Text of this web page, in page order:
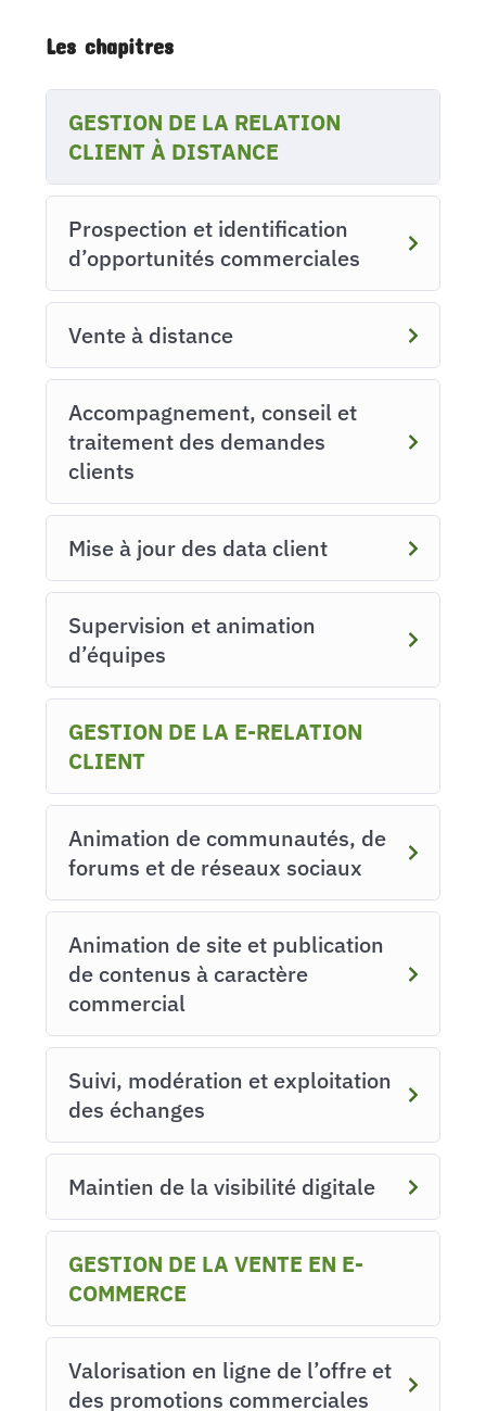
Les chapitres
GESTION DE LA RELATION
CLIENT À DISTANCE
Prospection et identification
d’opportunités commerciales
Vente à distance
Accompagnement, conseil et
traitement des demandes
clients
Mise à jour des data client
Supervision et animation
d’équipes
GESTION DE LA E-RELATION
CLIENT
Animation de communautés, de
forums et de réseaux sociaux
Animation de site et publication
de contenus à caractère
commercial
Suivi, modération et exploitation
des échanges
Maintien de la visibilité digitale
GESTION DE LA VENTE EN E-
COMMERCE
Valorisation en ligne de l’offre et
des promotions commerciales